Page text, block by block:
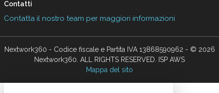
Contatti
Contatta il nostro team per maggiori informazioni
Nextwork360 - Codice fiscale e Partita IVA 13868590962 - © 2026
Nextwork360. ALL RIGHTS RESERVED. ISP AWS
Mappa del sito